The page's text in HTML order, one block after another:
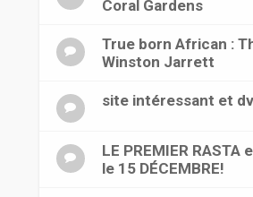
Coral Gardens
True born African :
Winston Jarrett
site intéressant et
LE PREMIER RASTA
le 15 DÉCEMBRE!